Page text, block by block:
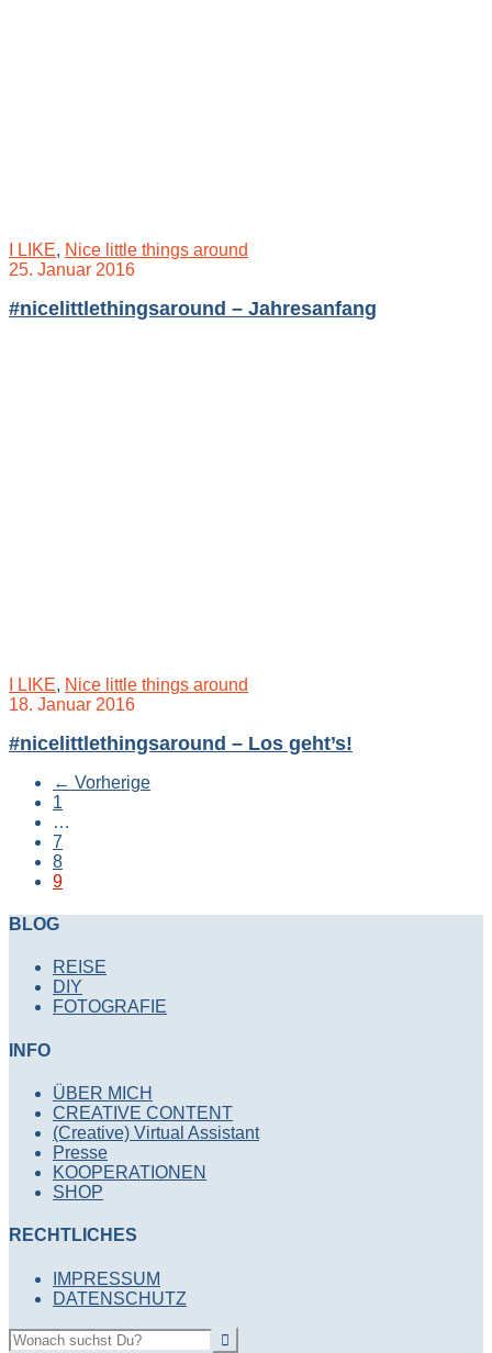
I LIKE, Nice little things around
25. Januar 2016
#nicelittlethingsaround – Jahresanfang
I LIKE, Nice little things around
18. Januar 2016
#nicelittlethingsaround – Los geht’s!
← Vorherige
1
…
7
8
9
BLOG
REISE
DIY
FOTOGRAFIE
INFO
ÜBER MICH
CREATIVE CONTENT
(Creative) Virtual Assistant
Presse
KOOPERATIONEN
SHOP
RECHTLICHES
IMPRESSUM
DATENSCHUTZ